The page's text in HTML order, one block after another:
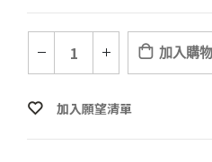
加入購
加入願望清單